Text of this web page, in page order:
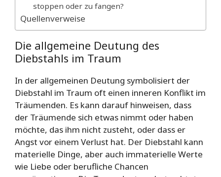
stoppen oder zu fangen?
Quellenverweise
Die allgemeine Deutung des
Diebstahls im Traum
In der allgemeinen Deutung symbolisiert der
Diebstahl im Traum oft einen inneren Konflikt im
Träumenden. Es kann darauf hinweisen, dass
der Träumende sich etwas nimmt oder haben
möchte, das ihm nicht zusteht, oder dass er
Angst vor einem Verlust hat. Der Diebstahl kann
materielle Dinge, aber auch immaterielle Werte
wie Liebe oder berufliche Chancen